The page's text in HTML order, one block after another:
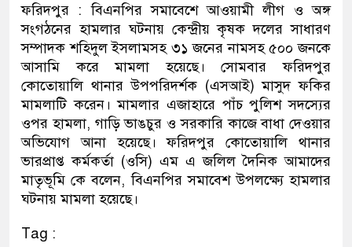
ফরিদপুর : বিএনপির সমাবেশে আওয়ামী লীগ ও অঙ্গ
সংগঠনের হামলার ঘটনায় কেন্দ্রীয় কৃষক দলের সাধারণ
সম্পাদক শহিদুল ইসলামসহ ৩১ জনের নামসহ ৫০০ জনকে
আসামি করে মামলা হয়েছে। সোমবার ফরিদপুর
কোতোয়ালি থানার উপপরিদর্শক (এসআই) মাসুদ ফকির
মামলাটি করেন। মামলার এজাহারে পাঁচ পুলিশ সদস্যের
ওপর হামলা, গাড়ি ভাঙচুর ও সরকারি কাজে বাধা দেওয়ার
অভিযোগ আনা হয়েছে। ফরিদপুর কোতোয়ালি থানার
ভারপ্রাপ্ত কর্মকর্তা (ওসি) এম এ জলিল দৈনিক আমাদের
মাতৃভূমি কে বলেন, বিএনপির সমাবেশ উপলক্ষ্যে হামলার
ঘটনায় মামলা হয়েছে।
Tag :